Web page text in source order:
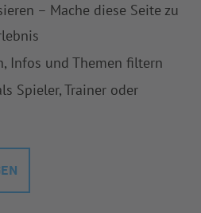
– Mache diese Seite zu
Infos und Themen filtern
Spieler, Trainer oder